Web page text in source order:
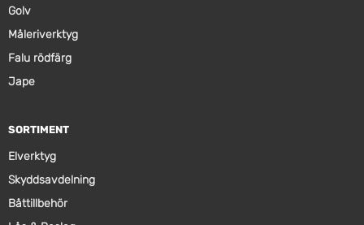
Golv
Måleriverktyg
Falu rödfärg
Jape
SORTIMENT
Elverktyg
Skyddsavdelning
Båttillbehör